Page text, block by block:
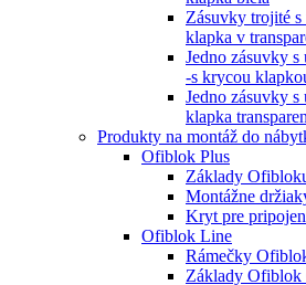
Zásuvky trojité
klapka v
Jedno zásuvky
-s krycou
Jedno zásuvky
klapka
Produkty na montáž do
Ofiblok Plus
Základy
Montážne
Kryt pre
Ofiblok Line
Rámečky
Základy Ofiblok